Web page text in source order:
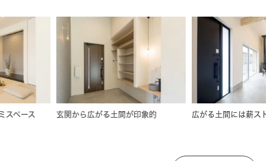
玄関から広がる土間が印象的 広がる土間には薪ストーブ